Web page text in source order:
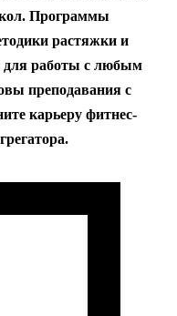
Программы
растяжки и
для работы с любым
преподавания с
карьеру фитнес-